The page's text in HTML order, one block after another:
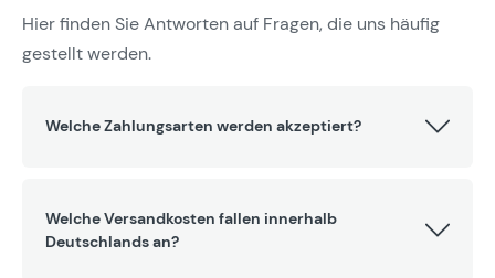
Hier finden Sie Antworten auf Fragen, die uns häufig
gestellt werden.
Welche Zahlungsarten werden akzeptiert?
Welche Versandkosten fallen innerhalb
Deutschlands an?